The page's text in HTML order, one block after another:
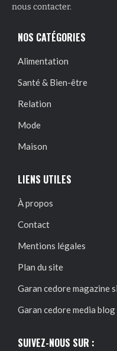
nous contacter.
NOS CATÉGORIES
Alimentation
Santé & Bien-être
Relation
Mode
Maison
LIENS UTILES
À propos
Contact
Mentions légales
Plan du site
Garan cedore magazine
Garan cedore media blog
SUIVEZ-NOUS SUR :